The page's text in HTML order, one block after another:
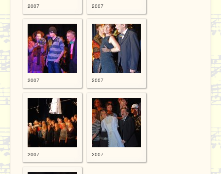
2007 2007
2007 2007
2007 2007